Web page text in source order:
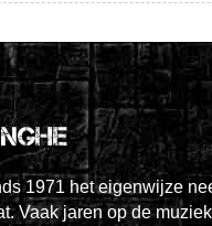
1971 het eigenwijze
Vaak jaren op de